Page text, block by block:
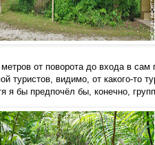
от поворота до входа в сам
туристов, видимо, от какого-то
я бы предпочёл бы, конечно,